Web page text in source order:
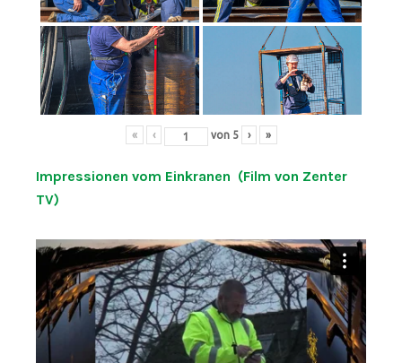
« ‹ von 5 › »
Impressionen vom Einkranen (Film von Zenter
TV)